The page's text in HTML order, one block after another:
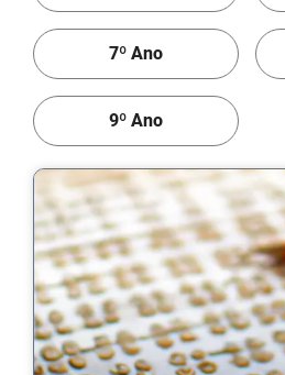
7º Ano
9º Ano